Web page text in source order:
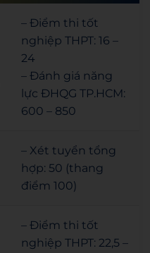
– Điểm thi tốt
nghiệp THPT: 16 –
24
– Đánh giá năng
lực ĐHQG TP.HCM:
600 – 850
– Xét tuyển tổng
hợp: 50 (thang
điểm 100)
– Điểm thi tốt
nghiệp THPT: 22,5 –